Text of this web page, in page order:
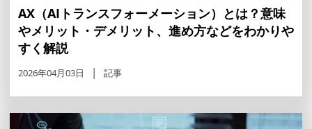
AX（AIトランスフォーメーション）とは？意味
やメリット・デメリット、進め方などをわかりや
すく解説
2026年04月03日 記事